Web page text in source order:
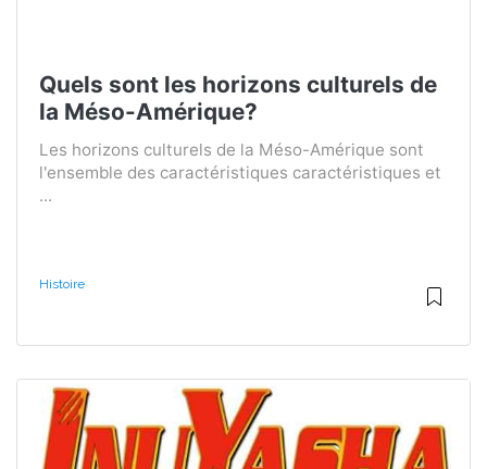
Quels sont les horizons culturels de
la Méso-Amérique?
Les horizons culturels de la Méso-Amérique sont
l'ensemble des caractéristiques caractéristiques et
...
Histoire